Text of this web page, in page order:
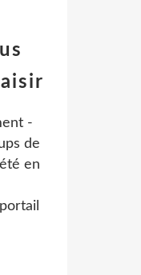
-
de
en